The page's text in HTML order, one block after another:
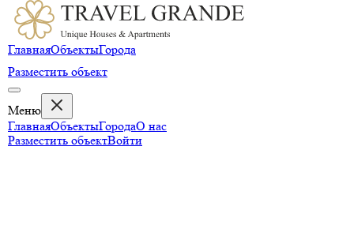
ГлавнаяОбъектыГорода
Разместить объект
Меню
ГлавнаяОбъектыГородаО нас
Разместить объектВойти